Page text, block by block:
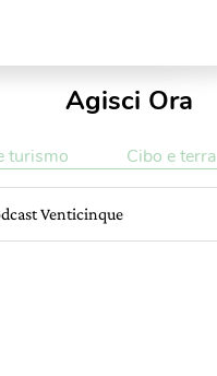
Agisci Ora
turismo Cibo e terra
Venticinque